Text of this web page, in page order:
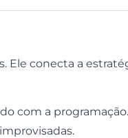
Ele conecta a
com a